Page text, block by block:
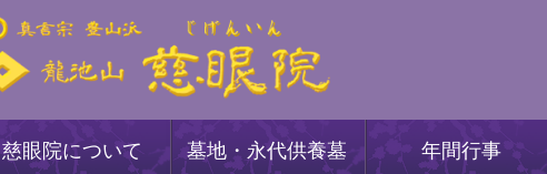
慈眼院について 墓地・永代供養墓 年間行事